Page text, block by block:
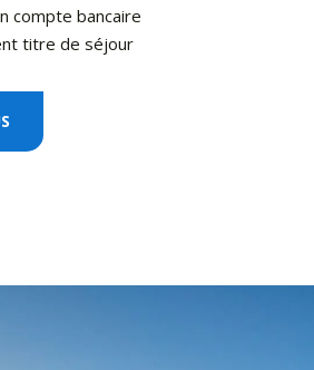
compte bancaire
titre de séjour